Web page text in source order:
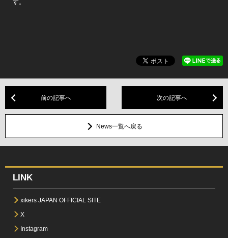
す。
前の記事へ 次の記事へ
News一覧へ戻る
LINK
xikers JAPAN OFFICIAL SITE
X
Instagram